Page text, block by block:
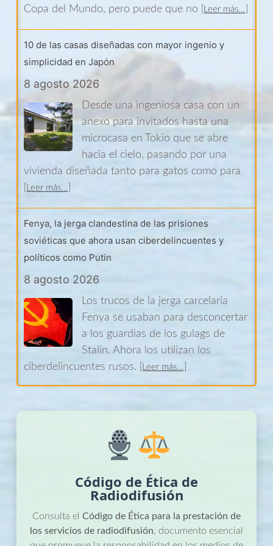
Copa del Mundo, pero puede que no [Leer más...]
10 de las casas diseñadas con mayor ingenio y
simplicidad en Japón
8 agosto 2026
Desde una ingeniosa casa con un
anexo para invitados hasta una
microcasa en Tokio que se abre
hacia el cielo, pasando por una
vivienda diseñada tanto para gatos como para
[Leer más...]
Fenya, la jerga clandestina de las prisiones
soviéticas que ahora usan ciberdelincuentes y
políticos como Putin
8 agosto 2026
Los trucos de la jerga carcelaria
Fenya se usaban para desconcertar
a los guardias de los gulags de
Stalin. Ahora los utilizan los
ciberdelincuentes rusos.
[Leer más...]
Desde una pequeña carnicería
brasileña hasta la mayor
productora de carne del mundo,
pasando por uno de los más
Código de Ética de
Radiodifusión
Consulta el Código de Ética para la prestación de
los servicios de radiodifusión, documento esencial